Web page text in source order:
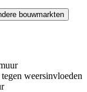
bouwmarkten
weersinvloeden